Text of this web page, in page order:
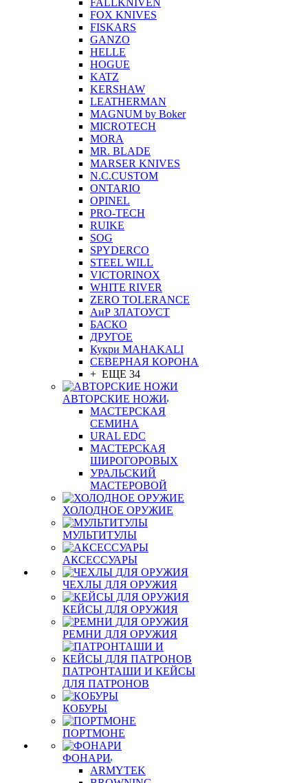
FALLKNIVEN
FOX KNIVES
FISKARS
GANZO
HELLE
HOGUE
KATZ
KERSHAW
LEATHERMAN
MAGNUM by Boker
MICROTECH
MORA
MR. BLADE
MARSER KNIVES
N.C.CUSTOM
ONTARIO
OPINEL
PRO-TECH
RUIKE
SOG
SPYDERCO
STEEL WILL
VICTORINOX
WHITE RIVER
ZERO TOLERANCE
АиР ЗЛАТОУСТ
БАСКО
ДРУГОЕ
Кукри MAHAKALI
СЕВЕРНАЯ КОРОНА
+ ЕЩЕ 34
АВТОРСКИЕ НОЖИ
МАСТЕРСКАЯ
СЕМИНА
URAL EDC
МАСТЕРСКАЯ
ШИРОГОРОВЫХ
УРАЛЬСКИЙ
МАСТЕРОВОЙ
ХОЛОДНОЕ ОРУЖИЕ
МУЛЬТИТУЛЫ
АКСЕССУАРЫ
ЧЕХЛЫ ДЛЯ ОРУЖИЯ
КЕЙСЫ ДЛЯ ОРУЖИЯ
РЕМНИ ДЛЯ ОРУЖИЯ
ПАТРОНТАШИ И КЕЙСЫ
ДЛЯ ПАТРОНОВ
КОБУРЫ
ПОРТМОНЕ
ФОНАРИ
ARMYTEK